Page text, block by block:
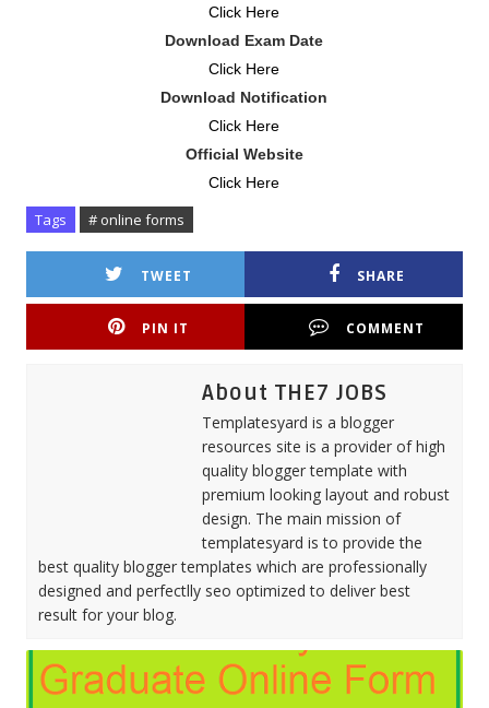
Click Here
Download Exam Date
Click Here
Download Notification
Click Here
Official Website
Click Here
Tags # online forms
TWEET SHARE
PIN IT COMMENT
About THE7 JOBS
Templatesyard is a blogger
resources site is a provider of high
quality blogger template with
premium looking layout and robust
design. The main mission of
templatesyard is to provide the
best quality blogger templates which are professionally
designed and perfectlly seo optimized to deliver best
result for your blog.